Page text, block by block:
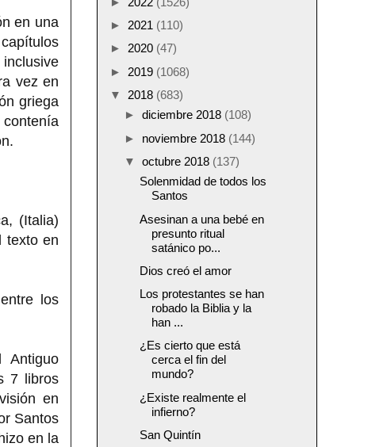
en una
vez en
griega
contenía
(Italia)
texto en
los
Antiguo
7 libros
en
Santos
en la
► 2021 (110)
► 2020 (47)
► 2019 (1068)
▼ 2018 (683)
► diciembre 2018 (108)
► noviembre 2018 (144)
▼ octubre 2018 (137)
Solenmidad de todos los
Santos
Asesinan a una bebé en
presunto ritual
satánico po...
Dios creó el amor
Los protestantes se han
robado la Biblia y la
han ...
¿Es cierto que está
cerca el fin del
mundo?
¿Existe realmente el
infierno?
San Quintín